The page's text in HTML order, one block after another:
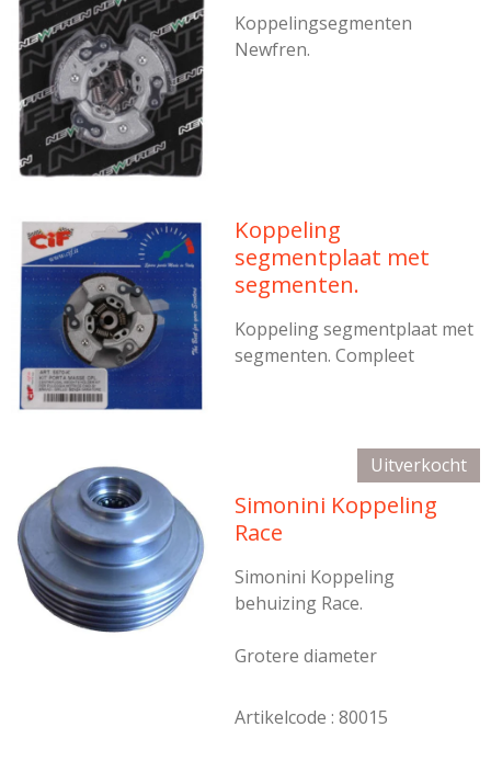
Koppelingsegmenten
Newfren.
Koppeling
segmentplaat met
segmenten.
Koppeling segmentplaat met
segmenten. Compleet
Uitverkocht
Simonini Koppeling
Race
Simonini Koppeling
behuizing Race.
Grotere diameter
Artikelcode : 80015